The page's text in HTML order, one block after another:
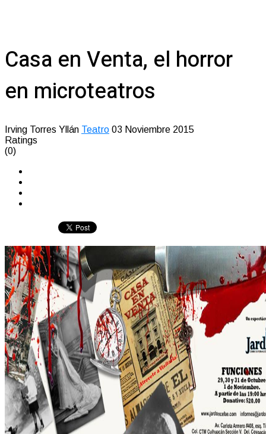
Casa en Venta, el horror
en microteatros
Irving Torres Yllán Teatro 03 Noviembre 2015
Ratings
(0)